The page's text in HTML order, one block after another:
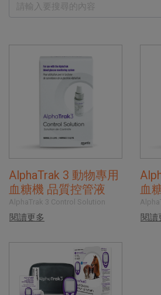
AlphaTrak 3 動物專用
血糖機 品質控管液
AlphaTrak 3 Control Solution
閱讀更多
血
閱讀